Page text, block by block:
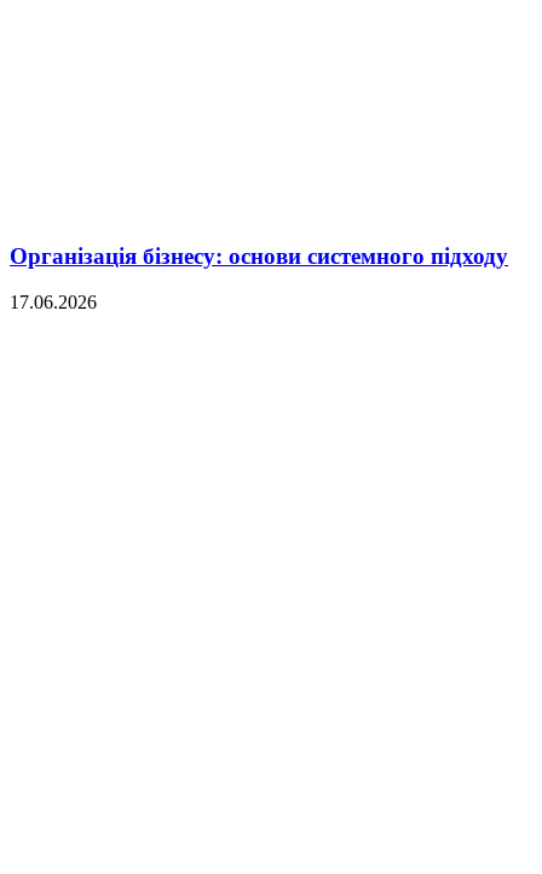
Організація бізнесу: основи системного підходу
17.06.2026